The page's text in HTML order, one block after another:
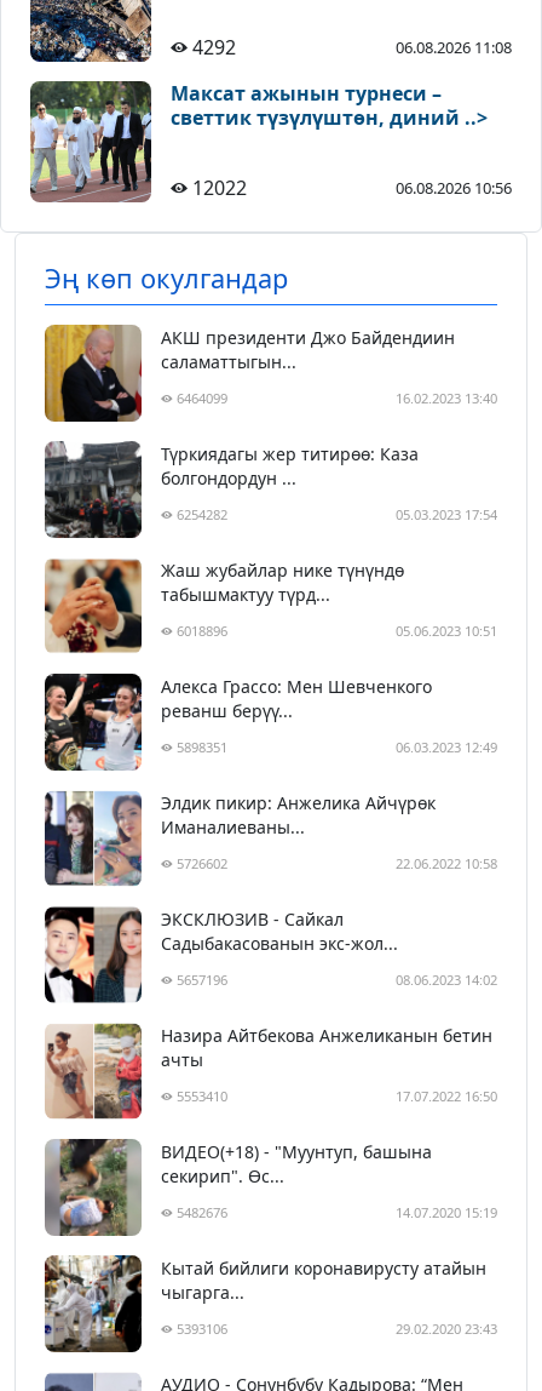
4292 06.08.2026 11:08
Максат ажынын турнеси –
светтик түзүлүштөн, диний ..>
12022 06.08.2026 10:56
Эң көп окулгандар
АКШ президенти Джо Байдендиин
саламаттыгын...
6464099 16.02.2023 13:40
Түркиядагы жер титирөө: Каза
болгондордун ...
6254282 05.03.2023 17:54
Жаш жубайлар нике түнүндө
табышмактуу түрд...
6018896 05.06.2023 10:51
Алекса Грассо: Мен Шевченкого
реванш берүү...
5898351 06.03.2023 12:49
Элдик пикир: Анжелика Айчүрөк
Иманалиеваны...
5726602 22.06.2022 10:58
ЭКСКЛЮЗИВ - Сайкал
Садыбакасованын экс-жол...
5657196 08.06.2023 14:02
Назира Айтбекова Анжеликанын бетин
ачты
5553410 17.07.2022 16:50
ВИДЕО(+18) - "Муунтуп, башына
секирип". Өс...
5482676 14.07.2020 15:19
Кытай бийлиги коронавирусту атайын
чыгарга...
5393106 29.02.2020 23:43
АУДИО - Сонунбүбү Кадырова: “Мен